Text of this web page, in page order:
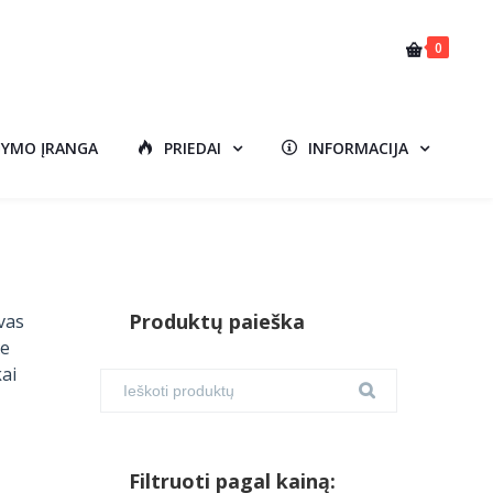
0
ĮRANGA PRIEDAI INFORMACIJA
Produktų paieška
Filtruoti pagal kainą: